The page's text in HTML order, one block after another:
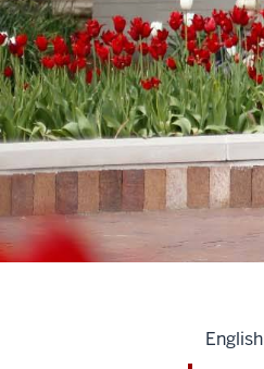
English